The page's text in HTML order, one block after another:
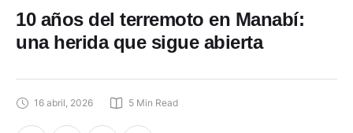
10 años del terremoto en Manabí:
una herida que sigue abierta
16 abril, 2026 5 Min Read